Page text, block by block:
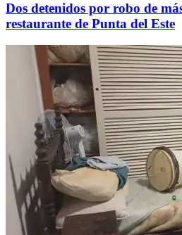
Dos detenidos por robo de
restaurante de Punta del Este